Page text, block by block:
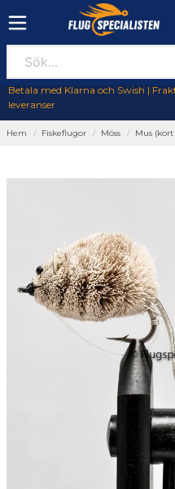
Betala med Klarna och Swish |
leveranser
Hem Fiskeflugor Möss Mus (kort